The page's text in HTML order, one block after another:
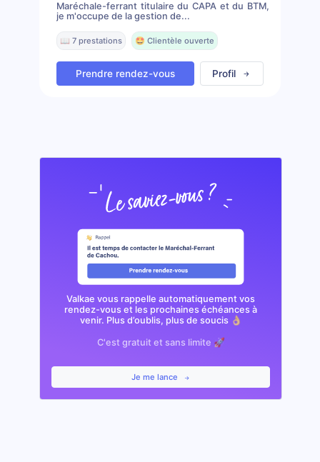
Maréchale-ferrant titulaire du CAPA et du BTM,
je m'occupe de la gestion de...
📖 7 prestations 🤩 Clientèle ouverte
Prendre rendez-vous Profil
Valkae vous rappelle automatiquement vos
rendez-vous et les prochaines échéances à
venir. Plus d’oublis, plus de soucis 👌🏼
C'est gratuit et sans limite 🚀
Je me lance